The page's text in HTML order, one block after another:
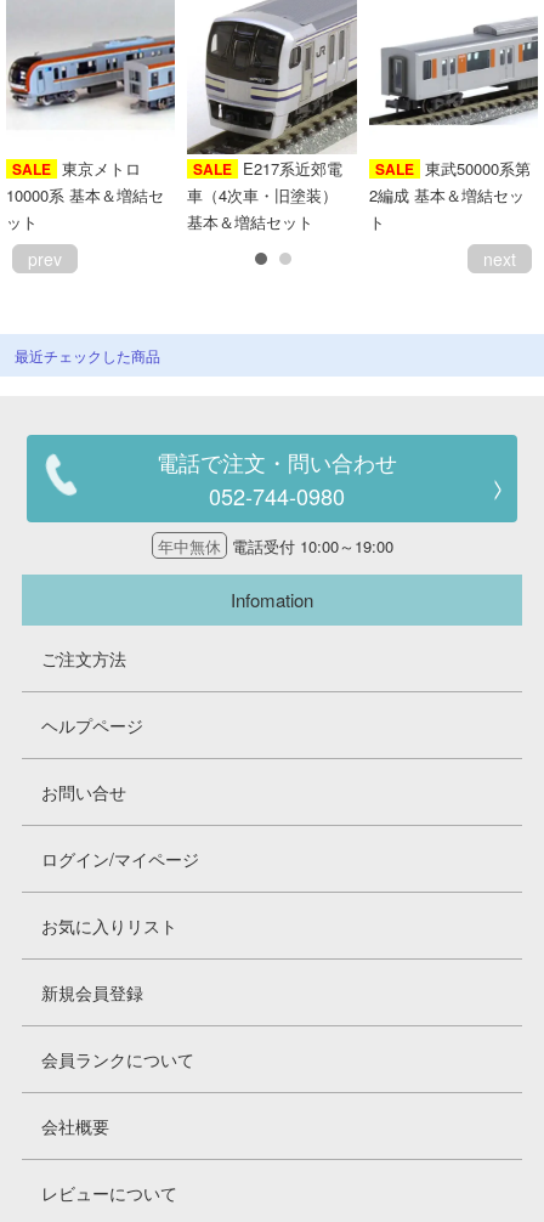
新規会員登録
会員ランクについて
SALE 東京メトロ
10000系 基本＆増結セ
ット
SALE E217系近郊電
車（4次車・旧塗装）
基本＆増結セット
SALE 東武50000系第
2編成 基本＆増結セッ
ト
prev next
最近チェックした商品
電話で注文・問い合わせ
052-744-0980
年中無休 電話受付 10:00～19:00
Infomation
ご注文方法
ヘルプページ
お問い合せ
ログイン/マイページ
お気に入りリスト
新規会員登録
会員ランクについて
会社概要
レビューについて